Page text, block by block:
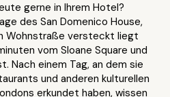
gerne in Ihrem Hotel?
des San Domenico House,
Wohnstraße versteckt liegt
vom Sloane Square und
Nach einem Tag, an dem sie
und anderen kulturellen
erkundet haben, wissen